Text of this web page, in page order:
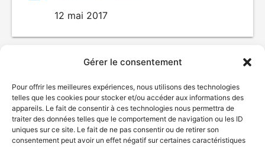
Gérer le consentement
Pour offrir les meilleures expériences, nous utilisons des technologies
telles que les cookies pour stocker et/ou accéder aux informations des
appareils. Le fait de consentir à ces technologies nous permettra de
traiter des données telles que le comportement de navigation ou les ID
uniques sur ce site. Le fait de ne pas consentir ou de retirer son
consentement peut avoir un effet négatif sur certaines caractéristiques
12 mai 2017